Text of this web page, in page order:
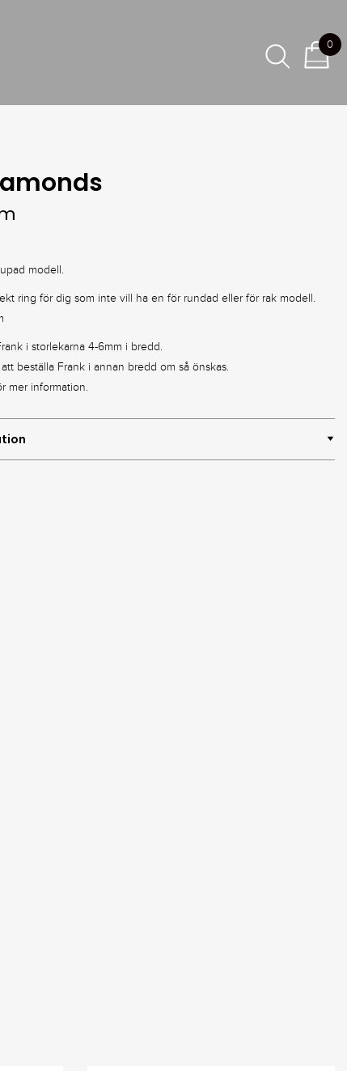
modell.
ring för dig som inte vill ha en för rundad eller för rak modell.
i storlekarna 4-6mm i bredd.
beställa Frank i annan bredd om så önskas.
mer information.
0